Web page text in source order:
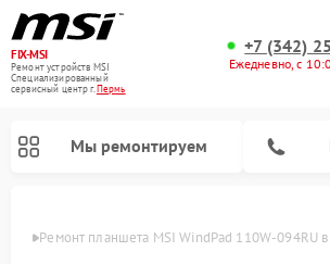
FIX-MSI
Ремонт устройств MSI
Специализированный
cервисный центр г.Пермь
+7 (342)
Ежедневно, с
Мы ремонтируем
Ремонт планшета MSI WindPad 110W-094RU